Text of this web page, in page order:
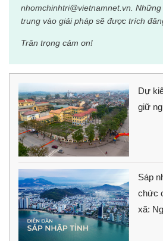
nhomchinhtri@vietnamnet.vn.
trung vào giải pháp sẽ được trích
Trân trọng cảm ơn!
Dự
giữ
Sáp
chức
xã: